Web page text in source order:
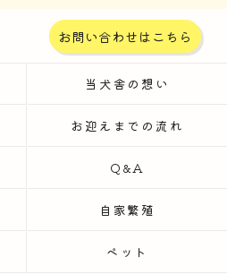
お問い合わせはこちら
当犬舎の想い
お迎えまでの流れ
Q&A
自家繁殖
ペット